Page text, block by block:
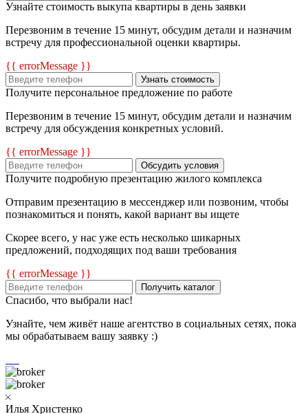
Узнайте стоимость выкупа квартиры в день заявки
Перезвоним в течение 15 минут, обсудим детали и назначим
встречу для профессиональной оценки квартиры.
{{ errorMessage }}
Узнать стоимость
Получите персональное предложение по работе
Перезвоним в течение 15 минут, обсудим детали и назначим
встречу для обсуждения конкретных условий.
{{ errorMessage }}
Обсудить условия
Получите подробную презентацию жилого комплекса
Отправим презентацию в мессенджер или позвоним, чтобы
познакомиться и понять, какой вариант вы ищете
Скорее всего, у нас уже есть несколько шикарных
предложений, подходящих под ваши требования
{{ errorMessage }}
Получить каталог
Спасибо, что выбрали нас!
Узнайте, чем живёт наше агентство в социальных сетях, пока
мы обрабатываем вашу заявку :)
Илья Христенко